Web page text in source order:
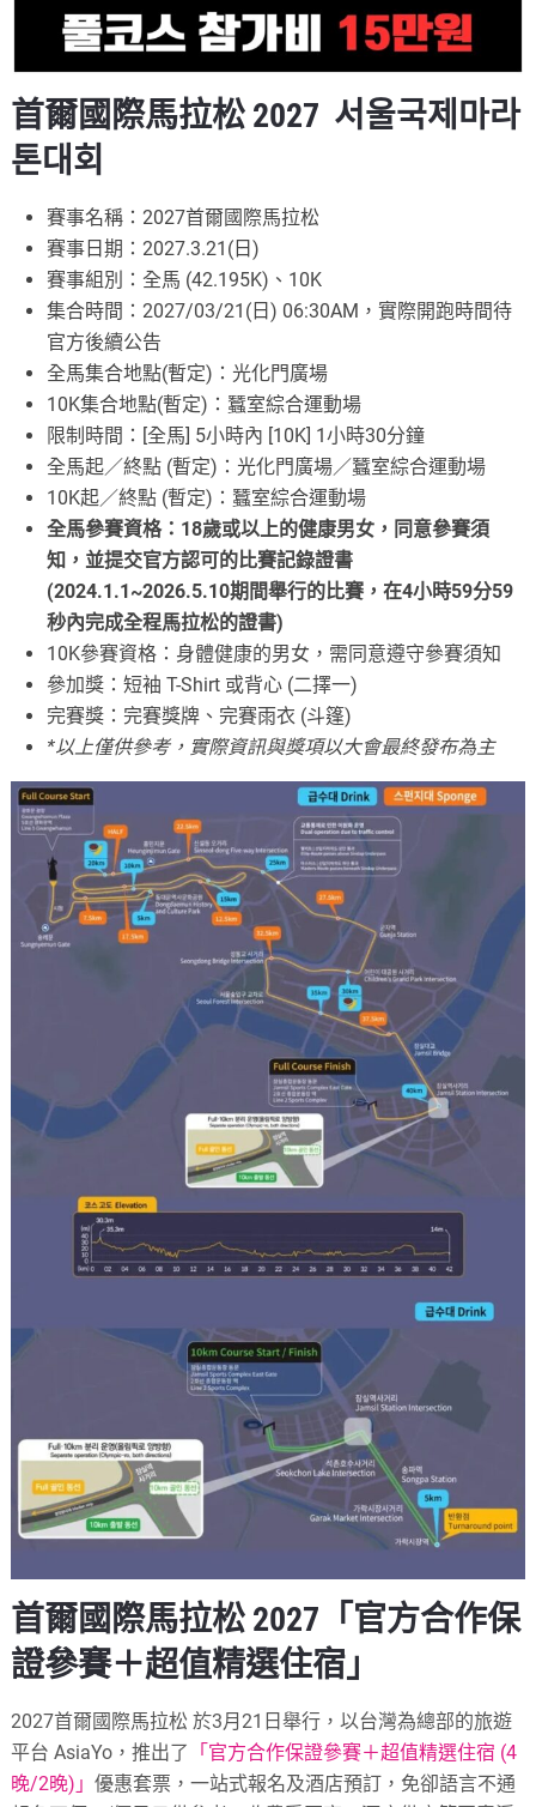
首爾國際馬拉松 2027 서울국제마라
톤대회
賽事名稱：2027首爾國際馬拉松
賽事日期：2027.3.21(日)
賽事組別：全馬 (42.195K)、10K
集合時間：2027/03/21(日) 06:30AM，實際開跑時間待
官方後續公告
全馬集合地點(暫定)：光化門廣場
10K集合地點(暫定)：蠶室綜合運動場
限制時間：[全馬] 5小時內 [10K] 1小時30分鐘
全馬起／終點 (暫定)：光化門廣場／蠶室綜合運動場
10K起／終點 (暫定)：蠶室綜合運動場
全馬參賽資格：18歲或以上的健康男女，同意參賽須
知，並提交官方認可的比賽記錄證書
(2024.1.1~2026.5.10期間舉行的比賽，在4小時59分59
秒內完成全程馬拉松的證書)
10K參賽資格：身體健康的男女，需同意遵守參賽須知
參加獎：短袖 T-Shirt 或背心 (二擇一)
完賽獎：完賽獎牌、完賽雨衣 (斗篷)
*以上僅供參考，實際資訊與獎項以大會最終發布為主
首爾國際馬拉松 2027 「官方合作保
證參賽＋超值精選住宿」
2027首爾國際馬拉松 於3月21日舉行，以台灣為總部的旅遊
平台 AsiaYo，推出了
「官方合作保證參賽＋超值精選住宿 (4
晚/2晚)」優惠套票，一站式報名及酒店預訂，免卻語言不通